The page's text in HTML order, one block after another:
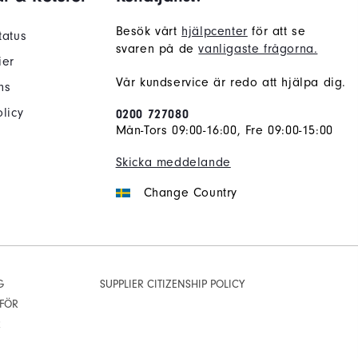
Besök vårt hjälpcenter för att se
svaren på devanligaste frågorna.
Vår kundservice är redo att hjälpa dig.
0200 727080
Mån-Tors 09:00-16:00, Fre 09:00-15:00
Skicka meddelande
Change Country
SUPPLIER CITIZENSHIP POLICY